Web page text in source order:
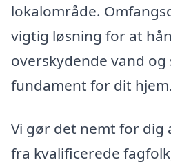
lokalområde.
vigtig løsning for at
overskydende vand
fundament for dit hjem.
Vi gør det nemt for dig
fra kvalificerede